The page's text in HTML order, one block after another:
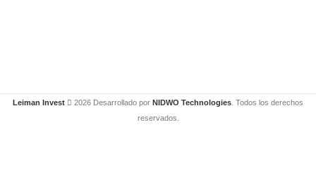
Leiman Invest 2026 Desarrollado por NIDWO Technologies . Todos los derechos
reservados.